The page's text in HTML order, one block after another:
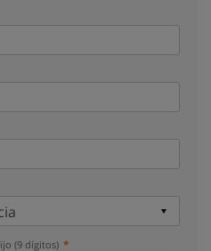
(9 dígitos)